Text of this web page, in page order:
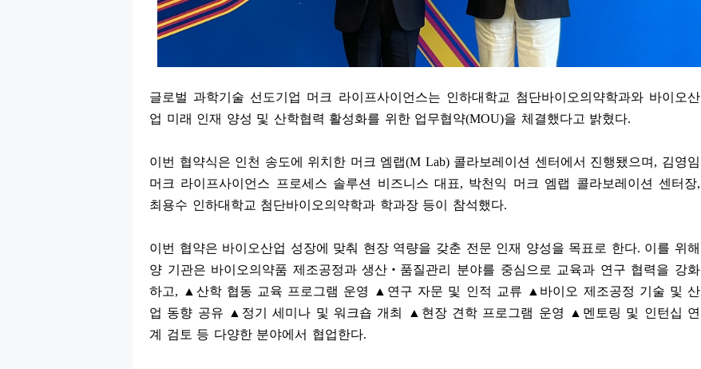
글로벌 과학기술 선도기업 머크 라이프사이언스는 인하대학교 첨단바이오의약학과와 바이오산
업 미래 인재 양성 및 산학협력 활성화를 위한 업무협약(MOU)을 체결했다고 밝혔다.
이번 협약식은 인천 송도에 위치한 머크 엠랩(M Lab) 콜라보레이션 센터에서 진행됐으며 , 김영임
머크 라이프사이언스 프로세스 솔루션 비즈니스 대표, 박천익 머크 엠랩 콜라보레이션 센터장,
최용수 인하대학교 첨단바이오의약학과 학과장 등이 참석했다.
이번 협약은 바이오산업 성장에 맞춰 현장 역량을 갖춘 전문 인재 양성을 목표로 한다. 이를 위해
양 기관은 바이오의약품 제조공정과 생산 ‧ 품질관리 분야를 중심으로 교육과 연구 협력을 강화
하고, ▲ 산학 협동 교육 프로그램 운영 ▲ 연구 자문 및 인적 교류 ▲ 바이오 제조공정 기술 및 산
업 동향 공유
▲ 정기 세미나 및 워크숍 개최 ▲ 현장 견학 프로그램 운영 ▲ 멘토링 및 인턴십 연
계 검토 등 다양한 분야에서 협업한다.